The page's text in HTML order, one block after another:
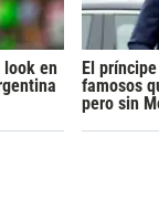
look en
El
famosos
pero sin